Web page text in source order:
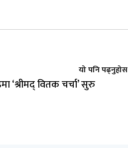
यो पनि पढ्नुहोस
‘श्रीमद् वितक चर्चा’ सुरु